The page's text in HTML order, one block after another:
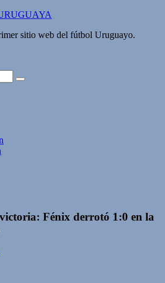
sitio web del fútbol Uruguayo.
Fénix derrotó 1:0 en la